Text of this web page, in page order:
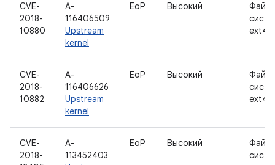
CVE-
2018-
10880
A-
116406509
Upstream
kernel
EoP Высокий
ext4
CVE-
2018-
10882
A-
116406626
Upstream
kernel
EoP Высокий
ext4
CVE-
2018-
A-
113452403
EoP Высокий